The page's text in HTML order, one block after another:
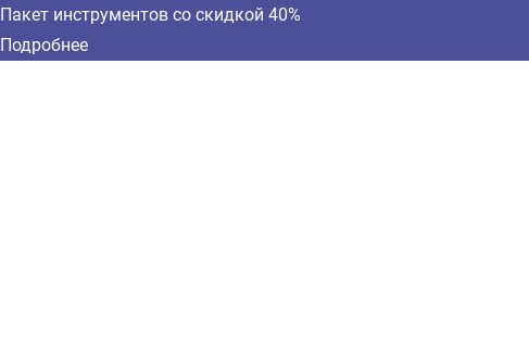
Пакет инструментов со скидкой 40%
Подробнее